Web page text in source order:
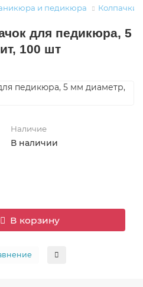
и педикюра Колпачки
для педикюра, 5
100 шт
Наличие
В наличии
В корзину